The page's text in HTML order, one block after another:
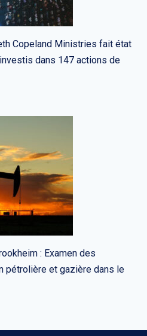
Copeland Ministries fait état
dans 147 actions de
: Examen des
pétrolière et gazière dans le